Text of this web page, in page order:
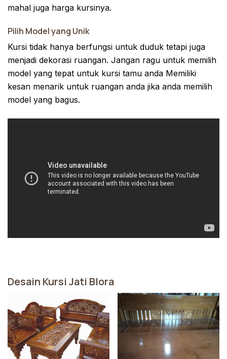
mahal juga harga kursinya.
Pilih Model yang Unik
Kursi tidak hanya berfungsi untuk duduk tetapi juga
menjadi dekorasi ruangan. Jangan ragu untuk memilih
model yang tepat untuk kursi tamu anda Memiliki
kesan menarik untuk ruangan anda jika anda memilih
model yang bagus.
Desain Kursi Jati Blora